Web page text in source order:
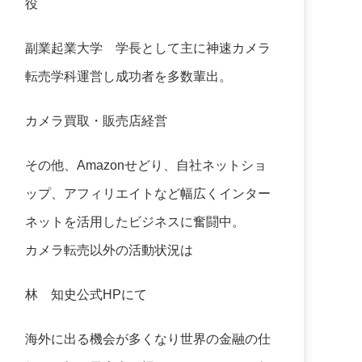
役
副業起業大学 学長として主に神速カメラ
転売学科運営し成功者を多数輩出。
カメラ買取・販売店経営
その他、Amazonせどり、自社ネットショ
ップ、アフィリエイトなど幅広くインター
ネットを活用したビジネスに奮闘中。
カメラ転売以外の活動状況は
林 知史公式HPにて
海外に出る機会が多くなり世界の金融の仕